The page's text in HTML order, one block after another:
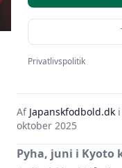
Hvordan
juni
Af Japanskfodbold.dk i
oktober 2025
Pyha, juni i Kyoto
Privatlivspolitik